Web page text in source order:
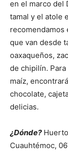
en el marco del
tamal y el atole
recomendamos
que van desde
oaxaqueños,
de chipilín.
maíz,
chocolate,
delicias.
¿Dónde?Huerto
Cuauhtémoc,